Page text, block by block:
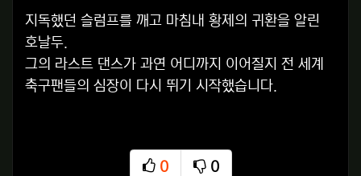
지독했던 슬럼프를 깨고 마침내 황제의 귀환을 알린
호날두.
그의 라스트 댄스가 과연 어디까지 이어질지 전 세계
축구팬들의 심장이 다시 뛰기 시작했습니다.
0
0